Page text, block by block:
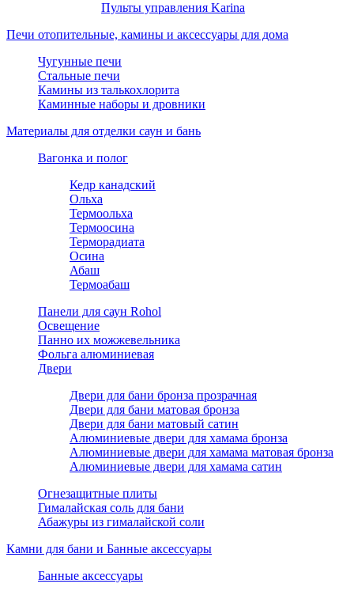
Пульты управления Karina
Печи отопительные, камины и аксессуары для дома
Чугунные печи
Стальные печи
Камины из талькохлорита
Каминные наборы и дровники
Материалы для отделки саун и бань
Вагонка и полог
Кедр канадский
Ольха
Термоольха
Термоосина
Терморадиата
Осина
Абаш
Термоабаш
Панели для саун Rohol
Освещение
Панно их можжевельника
Фольга алюминиевая
Двери
Двери для бани бронза прозрачная
Двери для бани матовая бронза
Двери для бани матовый сатин
Алюминиевые двери для хамама бронза
Алюминиевые двери для хамама матовая бронза
Алюминиевые двери для хамама сатин
Огнезащитные плиты
Гималайская соль для бани
Абажуры из гималайской соли
Камни для бани и Банные аксессуары
Банные аксессуары